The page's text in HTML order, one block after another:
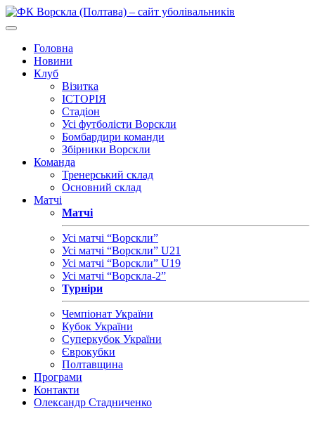
Головна
Новини
Клуб
Візитка
ІСТОРІЯ
Стадіон
Усі футболісти Ворскли
Бомбардири команди
Збірники Ворскли
Команда
Тренерський склад
Основний склад
Матчі
Матчі
Усі матчі “Ворскли”
Усі матчі “Ворскли” U21
Усі матчі “Ворскли” U19
Усі матчі “Ворскла-2”
Турніри
Чемпіонат України
Кубок України
Суперкубок України
Єврокубки
Полтавщина
Програми
Контакти
Олександр Стадниченко